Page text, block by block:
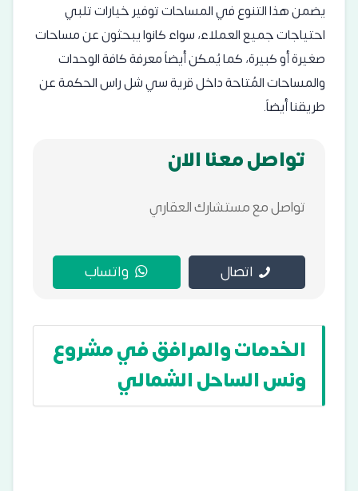
يضمن هذا التنوع في المساحات توفير خيارات تلبي
احتياجات جميع العملاء، سواء كانوا يبحثون عن مساحات
صغيرة أو كبيرة، كما يُمكن أيضاً معرفة كافة الوحدات
والمساحات المُتاحة داخل قريةسي شل راس الحكمةعن
طريقنا أيضاً.
تواصل معنا الان
تواصل مع مستشارك العقاري
اتصال واتساب
الخدمات والمرافق في مشروع
ونس الساحل الشمالي